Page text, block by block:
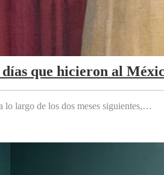
que hicieron al
lo largo de los dos meses siguientes,…